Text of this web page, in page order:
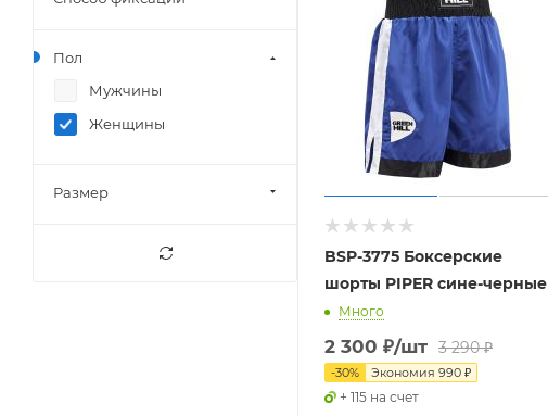
BSP-3775 Боксерские
шорты PIPER сине-черные
Много
2 300 ₽/шт 3 290₽
-30% Экономия 990 ₽
+ 115 на счет
Пол
Мужчины
Женщины
Размер